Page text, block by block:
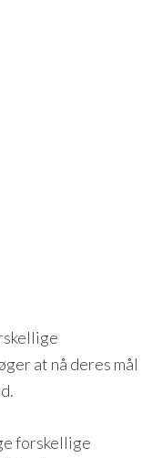
at nå deres mål
forskellige